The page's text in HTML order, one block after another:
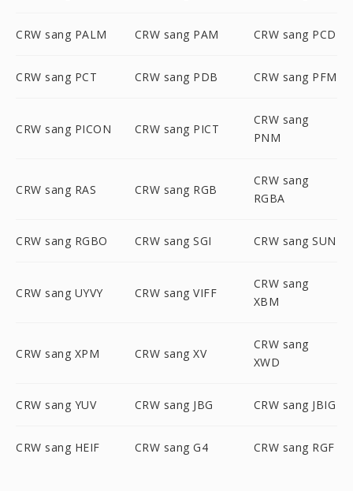
CRW sang PALM CRW sang PAM CRW sang PCD
CRW sang PCT CRW sang PDB CRW sang PFM
CRW sang PICON CRW sang PICT
CRW sang
PNM
CRW sang RAS CRW sang RGB
CRW sang
RGBA
CRW sang RGBO CRW sang SGI CRW sang SUN
CRW sang UYVY CRW sang VIFF
CRW sang
XBM
CRW sang XPM CRW sang XV
CRW sang
XWD
CRW sang YUV CRW sang JBG CRW sang JBIG
CRW sang HEIF CRW sang G4 CRW sang RGF